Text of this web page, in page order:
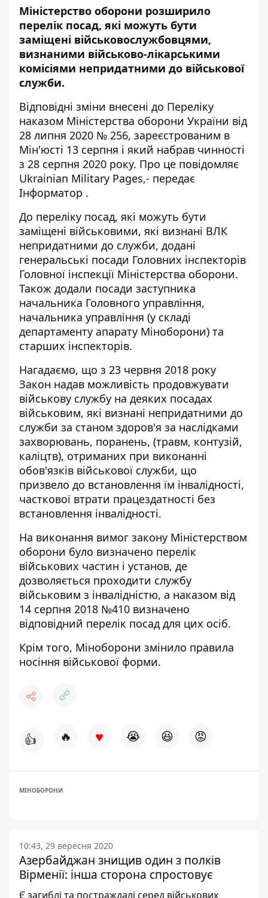
Міністерство оборони розширило
перелік посад, які можуть бути
заміщені військовослужбовцями,
визнаними військово-лікарськими
комісіями непридатними до військової
служби.
Відповідні зміни внесені до Переліку
наказом Міністерства оборони України від
28 липня 2020 № 256, зареєстрованим в
Мін'юсті 13 серпня і який набрав чинності
з 28 серпня 2020 року. Про це повідомляє
Ukrainian Military Pages,- передає
Інформатор .
До переліку посад, які можуть бути
заміщені військовими, які визнані ВЛК
непридатними до служби, додані
генеральські посади Головних інспекторів
Головної інспекції Міністерства оборони.
Також додали посади заступника
начальника Головного управління,
начальника управління (у складі
департаменту апарату Міноборони) та
старших інспекторів.
Нагадаємо, що з 23 червня 2018 року
Закон надав можливість продовжувати
військову службу на деяких посадах
військовим, які визнані непридатними до
служби за станом здоров'я за наслідками
захворювань, поранень, (травм, контузій,
каліцтв), отриманих при виконанні
обов'язків військової служби, що
призвело до встановлення їм інвалідності,
часткової втрати працездатності без
встановлення інвалідності.
На виконання вимог закону Міністерством
оборони було визначено перелік
військових частин і установ, де
дозволяється проходити службу
військовим з інвалідністю, а наказом від
14 серпня 2018 №410 визначено
відповідний перелік посад для цих осіб.
Крім того, Міноборони змінило правила
носіння військової форми.
👍 🔥 ♥ 😭 😆 😡
МІНОБОРОНИ
10:43, 29 вересня 2020
Азербайджан знищив один з полків
Вірменії: інша сторона спростовує
Є загиблі та постраждалі серед військових